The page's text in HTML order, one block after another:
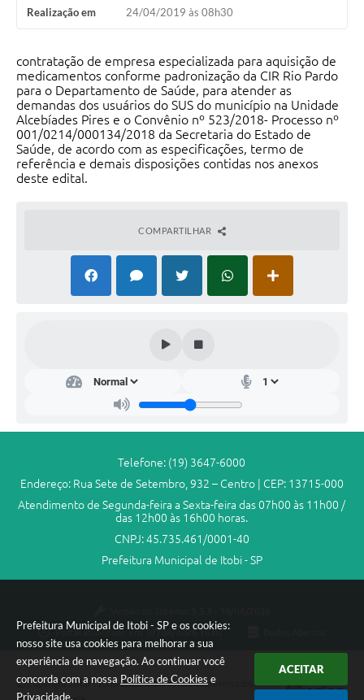
Prefeitura Municipal de Itobi - SP e os cookies:
nosso site usa cookies para melhorar a sua
experiência de navegação. Ao continuar você
concorda com a nossa Política de Cookies e
Privacidade.
ACEITAR
Legislação
Editais
Telefones Úteis
Realização em 24/04/2019 às 08h30
contratação de empresa especializada para aquisição de
medicamentos conforme padronização da CIR Rio Pardo
para o Departamento de Saúde, para atender as
demandas dos usuários do SUS do município na Unidade
Alcebíades Pires e o Convênio nº 523/2018- Processo nº
001/0214/000134/2018 da Secretaria do Estado de
Saúde, de acordo com as especificações, termo de
referência e demais disposições contidas nos anexos
deste edital.
COMPARTILHAR
Telefone: (19) 3647-6000
Endereço: Rua Sete de Setembro, 932 – Centro | CEP: 13715-000
Atendimento de Segunda-feira a Sexta-feira das 07h00 às 11h00 /
das 12h00 às 16h00 horas.
CNPJ: 45.735.461/0001-40
Prefeitura Municipal de Itobi - SP
Portal atualizado em:07/08/2026 16:02
Copyright Instar - 2006-2026. Todos os direitos reservados -